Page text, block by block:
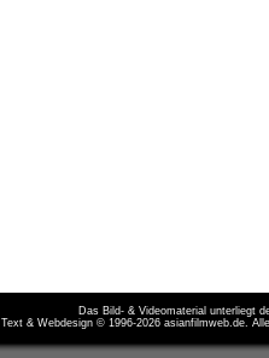
Das Bild- & Videomaterial unterliegt
Text & Webdesign © 1996-2026 asianfilmweb.de.